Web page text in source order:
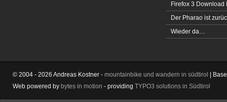
Firefox 3 Download
Der Pharao ist
Wieder da…
© 2004 - 2026 Andreas Kostner - mountainbike und wandern in südtirol |
Web powered by bytes in motion - providing TYPO3 solutions in Südtirol